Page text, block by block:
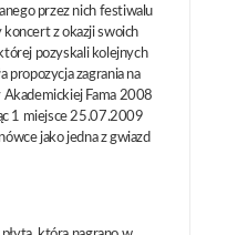
przez nich festiwalu
z okazji swoich
pozyskali kolejnych
propozycja zagrania na
Fama 2008
1 miejsce 25.07.2009
jako jedna z gwiazd